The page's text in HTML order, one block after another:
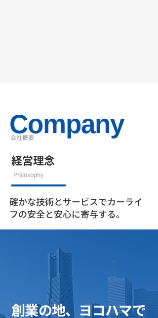
会社概要
Company
経営理念
Philosophy
確かな技術とサービスでカーライ
フの安全と安心に寄与する。
創業の地、ヨコハマで